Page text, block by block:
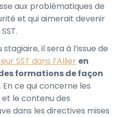
aux problématiques de
et qui aimerait devenir
il sera à l’issue de
SST dans l’Allier en
formations de façon
. En ce qui concerne les
le contenu des
dans les directives mises